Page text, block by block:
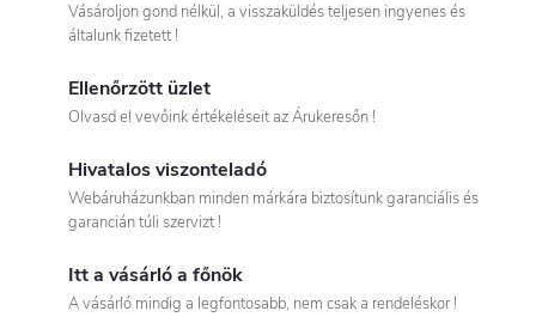
Vásároljon gond nélkül, a visszaküldés teljesen ingyenes és
általunk fizetett !
Ellenőrzött üzlet
Olvasd el vevőink értékeléseit az Árukeresőn !
Hivatalos viszonteladó
Webáruházunkban minden márkára biztosítunk garanciális és
garancián túli szervizt !
Itt a vásárló a főnök
A vásárló mindig a legfontosabb, nem csak a rendeléskor !